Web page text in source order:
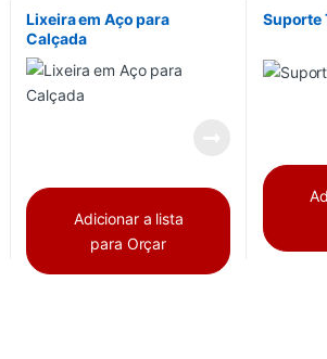
Lixeira em Aço para
Calçada
Adicionar a lista
para Orçar
Suporte